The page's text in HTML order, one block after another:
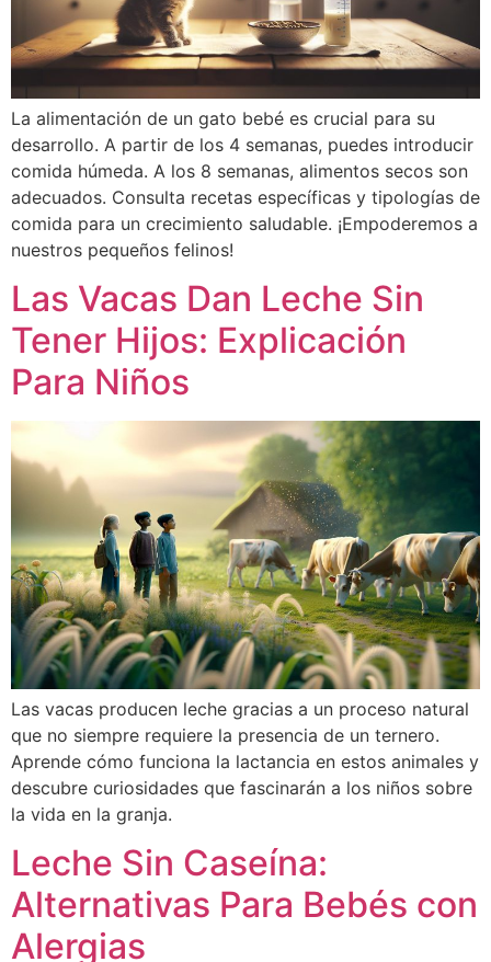
La alimentación de un gato bebé es crucial para su
desarrollo. A partir de los 4 semanas, puedes introducir
comida húmeda. A los 8 semanas, alimentos secos son
adecuados. Consulta recetas específicas y tipologías de
comida para un crecimiento saludable. ¡Empoderemos a
nuestros pequeños felinos!
Las Vacas Dan Leche Sin
Tener Hijos: Explicación
Para Niños
Las vacas producen leche gracias a un proceso natural
que no siempre requiere la presencia de un ternero.
Aprende cómo funciona la lactancia en estos animales y
descubre curiosidades que fascinarán a los niños sobre
la vida en la granja.
Leche Sin Caseína:
Alternativas Para Bebés con
Alergias